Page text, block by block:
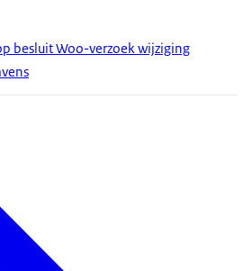
besluit Woo-verzoek wijziging